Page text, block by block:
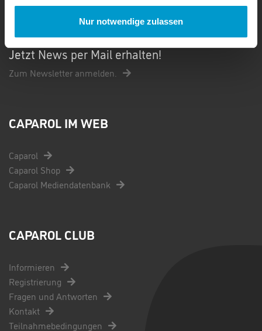
Nur notwendige zulassen
NEWSLETTER
Jetzt News per Mail erhalten!
Zum Newsletter anmelden.
CAPAROL IM WEB
Caparol
Caparol Shop
Caparol Mediendatenbank
CAPAROL CLUB
Informieren
Registrierung
Fragen und Antworten
Kontakt
Teilnahmebedingungen